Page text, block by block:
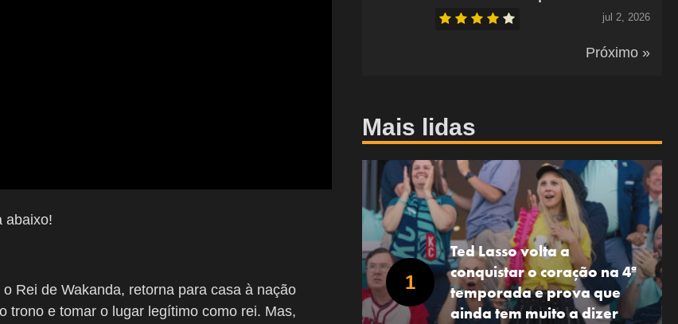
abaixo!
Rei de Wakanda, retorna para casa à nação
trono e tomar o lugar legítimo como rei. Mas,
jul 2, 2026
Próximo »
Mais lidas
Ted Lasso volta a
conquistar o coração na 4ª
temporada e prova que
ainda tem muito a dizer